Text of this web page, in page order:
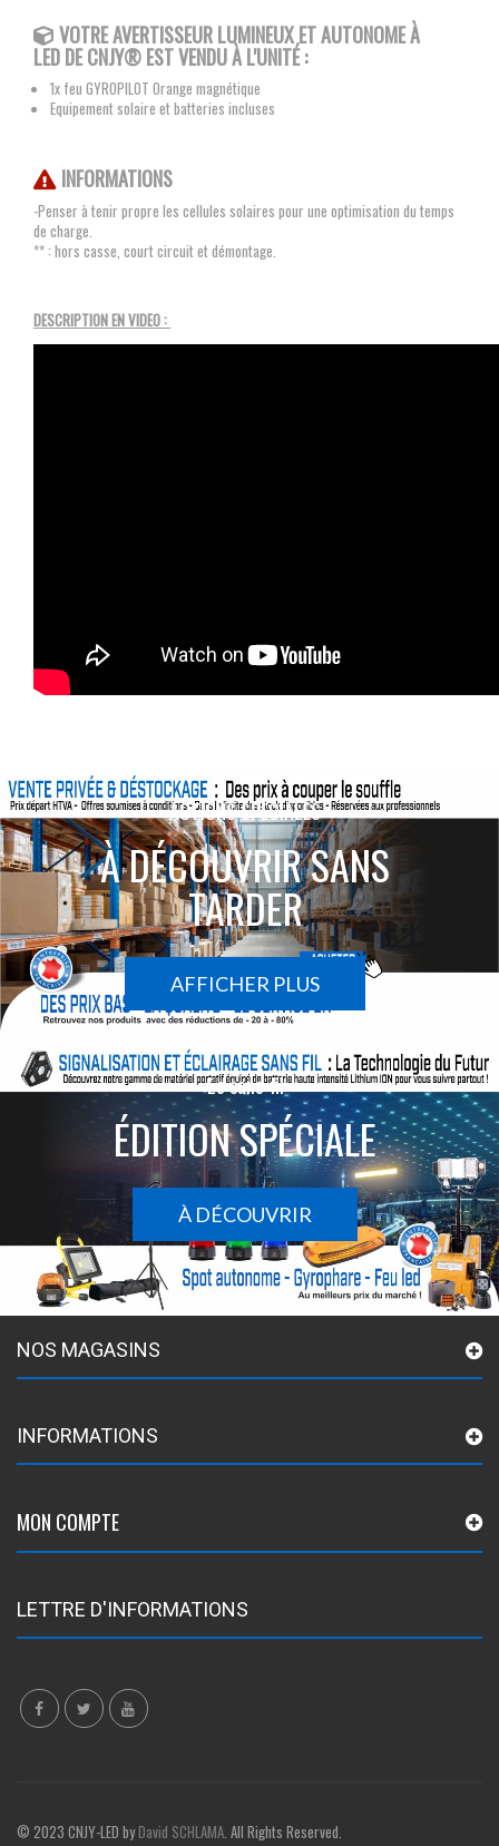
VOTRE AVERTISSEUR LUMINEUX ET AUTONOME À
LEDDE CNJY®EST VENDU À L'UNITÉ :
1x feu GYROPILOT Orange magnétique
Equipement solaire et batteries incluses
INFORMATIONS
-Penser à tenir propre les cellules solaires pour une optimisation du temps
de charge.
** : hors casse, court circuit et démontage.
DESCRIPTION EN VIDEO :
ACTIONS SPÉCIALES
À DÉCOUVRIR SANS
TARDER
AFFICHER PLUS
Le sans-fil
ÉDITION SPÉCIALE
À DÉCOUVRIR
NOS MAGASINS
INFORMATIONS
MON COMPTE
LETTRE D'INFORMATIONS
© 2023 CNJY-LED byDavid SCHLAMA. All Rights Reserved.